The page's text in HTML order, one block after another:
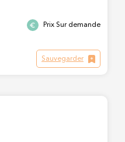
Prix Sur demande
Sauvegarder